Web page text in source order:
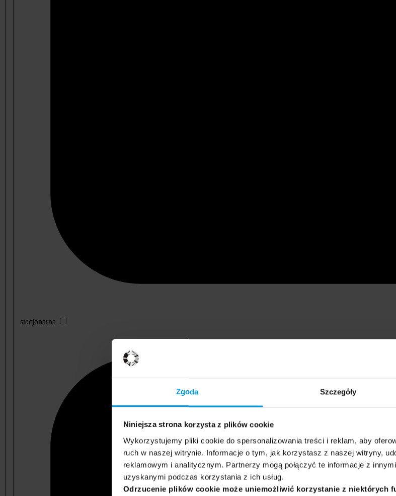
Zgoda Szczegóły
Niniejsza strona korzysta z plików cookie
Wykorzystujemy pliki cookie do spersonalizowania treści i reklam, aby
ruch w naszej witrynie. Informacje o tym, jak korzystasz z naszej witryny,
reklamowym i analitycznym. Partnerzy mogą połączyć te informacje z
uzyskanymi podczas korzystania z ich usług.
Odrzucenie plików cookie może uniemożliwić korzystanie z niektórych
stacjonarna